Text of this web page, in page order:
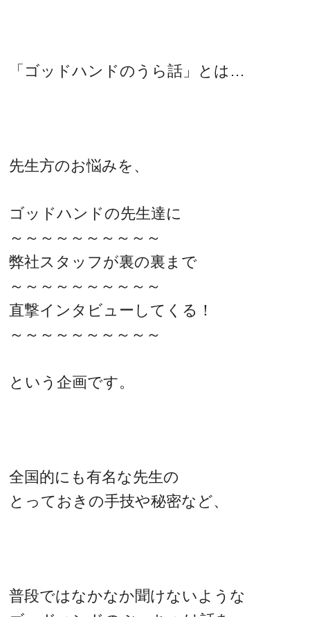
「ゴッドハンドのうら話」とは…
先生方のお悩みを、
ゴッドハンドの先生達に
～～～～～～～～～～
弊社スタッフが裏の裏まで
～～～～～～～～～～
直撃インタビューしてくる！
～～～～～～～～～～
という企画です。
全国的にも有名な先生の
とっておきの手技や秘密など、
普段ではなかなか聞けないような